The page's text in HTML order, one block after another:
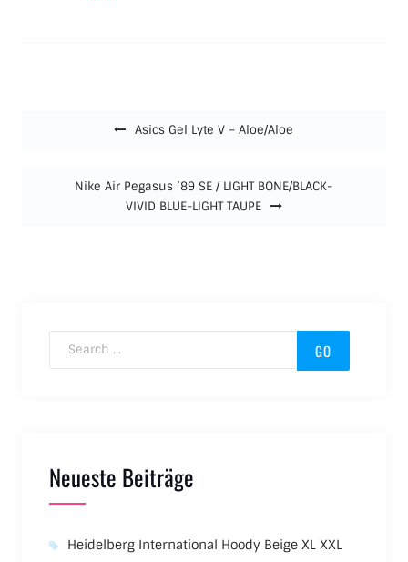
Asics Gel Lyte V – Aloe/Aloe
Nike Air Pegasus ’89 SE / LIGHT BONE/BLACK-
VIVID BLUE-LIGHT TAUPE
Neueste Beiträge
Heidelberg International Hoody Beige XL XXL